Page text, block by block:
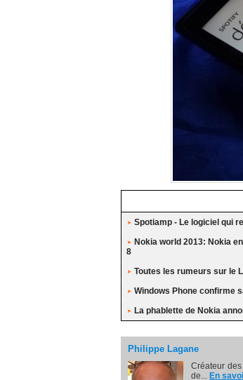
Spotiamp - Le logiciel qui
Nokia world 2013: Nokia
8
Toutes les rumeurs sur le
Windows Phone confirme
La phablette de Nokia
Philippe Lagane
Créateur
de... En